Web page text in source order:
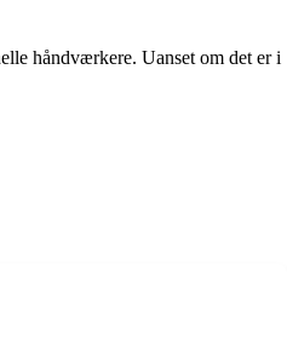
håndværkere. Uanset om det er i